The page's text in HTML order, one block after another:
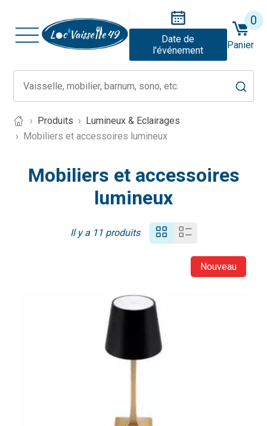
Date de
l'événement
0
Panier
Produits
Lumineux & Eclairages
Mobiliers et accessoires lumineux
Mobiliers et accessoires
lumineux
Il y a 11 produits
Nouveau